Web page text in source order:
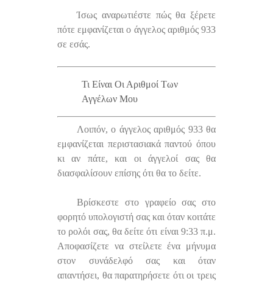
Ίσως αναρωτιέστε πώς θα ξέρετε
πότε εμφανίζεται ο άγγελος αριθμός 933
σε εσάς.
Τι Είναι Οι Αριθμοί Των
Αγγέλων Μου
Λοιπόν, ο άγγελος αριθμός 933 θα
εμφανίζεται περιστασιακά παντού όπου
κι αν πάτε, και οι άγγελοί σας θα
διασφαλίσουν επίσης ότι θα το δείτε.
Βρίσκεστε στο γραφείο σας στο
φορητό υπολογιστή σας και όταν κοιτάτε
το ρολόι σας, θα δείτε ότι είναι 9:33 π.μ.
Αποφασίζετε να στείλετε ένα μήνυμα
στον συνάδελφό σας και όταν
απαντήσει, θα παρατηρήσετε ότι οι τρεις